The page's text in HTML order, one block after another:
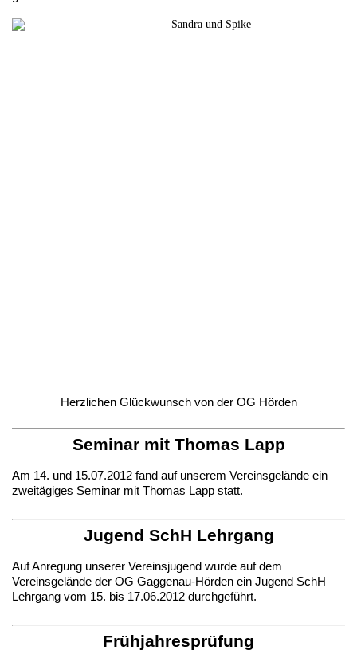
Herzlichen Glückwunsch von der OG Hörden
Seminar mit Thomas Lapp
Am 14. und 15.07.2012 fand auf unserem Vereinsgelände ein
zweitägiges Seminar mit Thomas Lapp statt.
Jugend SchH Lehrgang
Auf Anregung unserer Vereinsjugend wurde auf dem
Vereinsgelände der OG Gaggenau-Hörden ein Jugend SchH
Lehrgang vom 15. bis 17.06.2012 durchgeführt.
Frühjahresprüfung